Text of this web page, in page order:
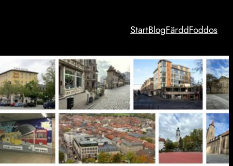
StartBlogFärddFoddos